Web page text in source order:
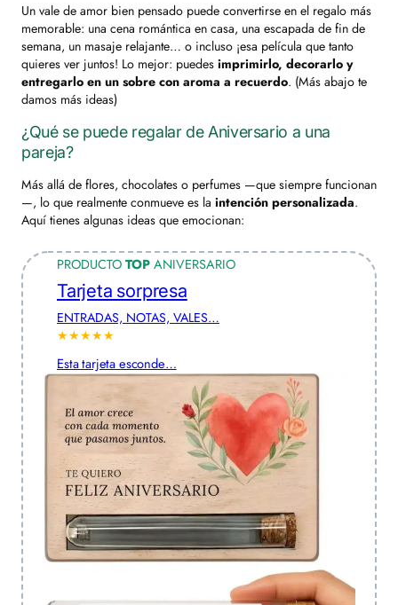
Un vale de amor bien pensado puede convertirse en el regalo más
memorable: una cena romántica en casa, una escapada de fin de
semana, un masaje relajante… o incluso ¡esa película que tanto
quieres ver juntos! Lo mejor: puedes imprimirlo, decorarlo y
entregarlo en un sobre con aroma a recuerdo. (Más abajo te
damos más ideas)
¿Qué se puede regalar de Aniversario a una
pareja?
Más allá de flores, chocolates o perfumes —que siempre funcionan
—, lo que realmente conmueve es la intención personalizada.
Aquí tienes algunas ideas que emocionan:
PRODUCTOTOPANIVERSARIO
Tarjeta sorpresa
ENTRADAS, NOTAS, VALES…
★★★★★
Esta tarjeta esconde…